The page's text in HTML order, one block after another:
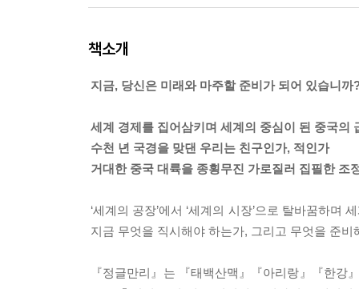
책소개
지금, 당신은 미래와 마주할 준비가 되어 있습니까
세계 경제를 집어삼키며 세계의 중심이 된 중국의
수천 년 국경을 맞댄 우리는 친구인가, 적인가
거대한 중국 대륙을 종횡무진 가로질러 집필한 조
‘세계의 공장’에서 ‘세계의 시장’으로 탈바꿈하
지금 무엇을 직시해야 하는가, 그리고 무엇을 준비
『정글만리』는 『태백산맥』『아리랑』『한